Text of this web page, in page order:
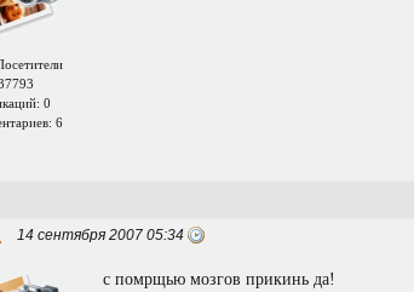
0
6
14 сентября 2007 05:34
с помрщью мозгов прикинь да!